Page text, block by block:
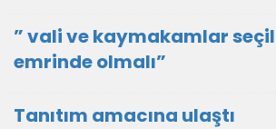
” vali ve kaymakamlar
emrinde olmalı”
Tanıtım amacına ulaştı